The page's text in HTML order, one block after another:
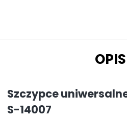
OPIS
Szczypce
S-14007